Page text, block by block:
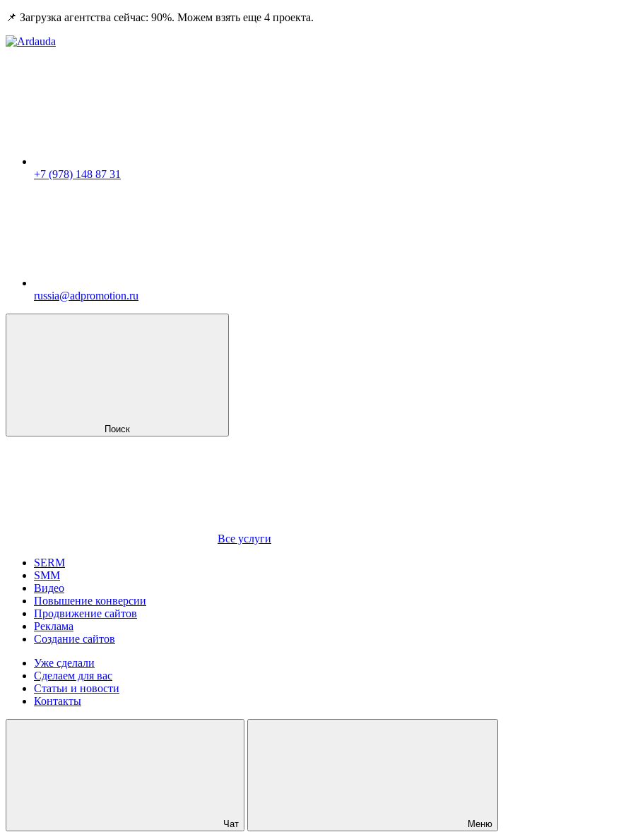
📌 Загрузка агентства сейчас: 90%. Можем взять еще 4 проекта.
+7 (978) 148 87 31
russia@adpromotion.ru
Поиск
Все услуги
SERM
SMM
Видео
Повышение конверсии
Продвижение сайтов
Реклама
Создание сайтов
Уже сделали
Сделаем для вас
Статьи и новости
Контакты
Чат Меню